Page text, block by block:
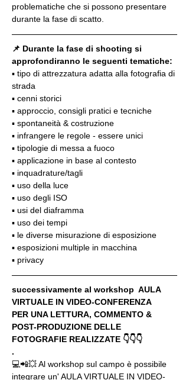
problematiche che si possono presentare
durante la fase di scatto.
📌 Durante la fase di shooting si
approfondiranno le seguenti tematiche:
▪️ tipo di attrezzatura adatta alla fotografia di
strada
▪️ cenni storici
▪️ approccio, consigli pratici e tecniche
▪️ spontaneità & costruzione
▪️ infrangere le regole - essere unici
▪️ tipologie di messa a fuoco
▪️ applicazione in base al contesto
▪️ inquadrature/tagli
▪️ uso della luce
▪️ uso degli ISO
▪️ usi del diaframma
▪️ uso dei tempi
▪️ le diverse misurazione di esposizione
▪️ esposizioni multiple in macchina
▪️ privacy
successivamente al workshop  AULA
VIRTUALE IN VIDEO-CONFERENZA
PER UNA LETTURA, COMMENTO &
POST-PRODUZIONE DELLE
FOTOGRAFIE REALIZZATE 👇👇👇
.
💻📲💥 Al workshop sul campo è possibile
integrare un' AULA VIRTUALE IN VIDEO-